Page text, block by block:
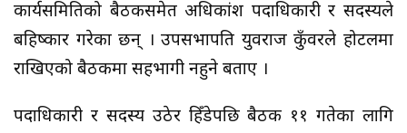
कार्यसमितिको बैठकसमेत अधिकांश पदाधिकारी र सदस्यले
बहिष्कार गरेका छन् । उपसभापति युवराज कुँवरले होटलमा
राखिएको बैठकमा सहभागी नहुने बताए ।
पदाधिकारी र सदस्य उठेर हिँडेपछि बैठक ११ गतेका लागि